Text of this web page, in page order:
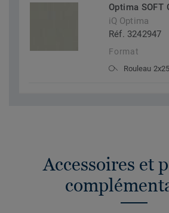
Optima SOFT
iQ Optima
Réf. 3242947
Format
Rouleau
Accessoires et